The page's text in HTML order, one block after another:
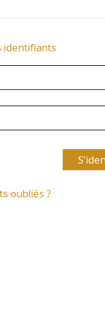
identifiants
oubliés ?